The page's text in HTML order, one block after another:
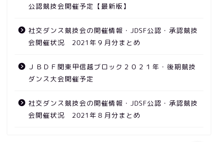
公認競技会開催予定【最新版】
社交ダンス競技会の開催情報・JDSF公認・承認競技
会開催状況 2021年９月分まとめ
ＪＢＤＦ関東甲信越ブロック２０２１年・後期競技
ダンス大会開催予定
社交ダンス競技会の開催情報・JDSF公認・承認競技
会開催状況 2021年８月分まとめ
競技会
ダンス教室